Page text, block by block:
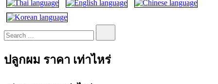
ปลูกผม ราคา เท่าไหร่